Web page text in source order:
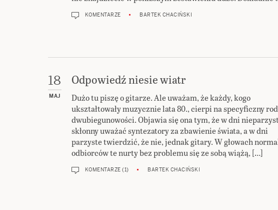
KOMENTARZE BARTEK CHACIŃSKI
18
MAJ
Odpowiedź niesie wiatr
Dużo tu piszę o gitarze. Ale uważam, że każdy, kogo
ukształtowały muzycznie lata 80., cierpi na specyficzny
dwubiegunowości. Objawia się ona tym, że w dni
skłonny uważać syntezatory za zbawienie świata, a w dni
parzyste twierdzić, że nie, jednak gitary. W głowach
odbiorców te nurty bez problemu się ze sobą wiążą, […]
KOMENTARZE (1) BARTEK CHACIŃSKI